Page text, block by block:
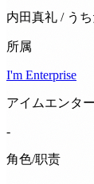
内田真礼 / う
所属
I'm Enterprise
アイムエンタ
-
角色/职责